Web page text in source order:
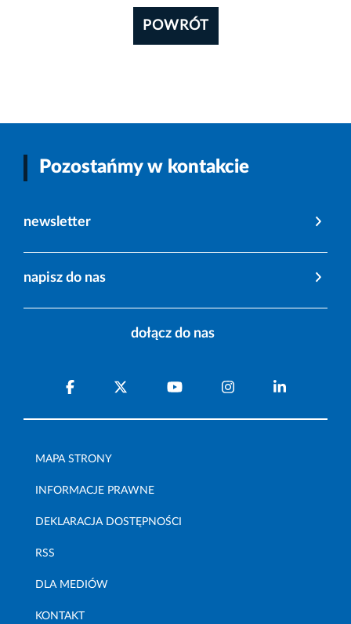
POWRÓT
Pozostańmy w kontakcie
newsletter
napisz do nas
dołącz do nas
MAPA STRONY
INFORMACJE PRAWNE
DEKLARACJA DOSTĘPNOŚCI
RSS
DLA MEDIÓW
KONTAKT